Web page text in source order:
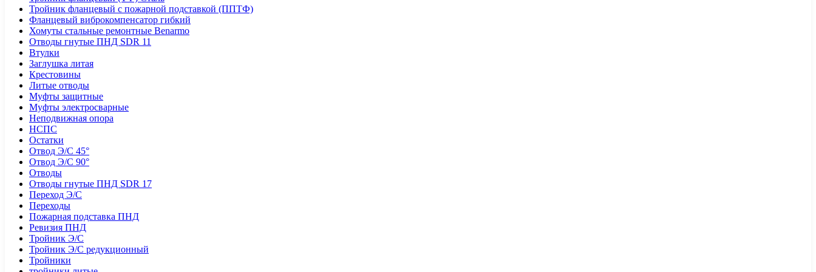
Тройник фланцевый с пожарной подставкой (ППТФ)
Фланцевый виброкомпенсатор гибкий
Хомуты стальные ремонтные Benarmo
Отводы гнутые ПНД SDR 11
Втулки
Заглушка литая
Крестовины
Литые отводы
Муфты защитные
Муфты электросварные
Неподвижная опора
НСПС
Остатки
Отвод Э/С 45°
Отвод Э/С 90°
Отводы
Отводы гнутые ПНД SDR 17
Переход Э/С
Переходы
Пожарная подставка ПНД
Ревизия ПНД
Тройник Э/С
Тройник Э/С редукционный
Тройники